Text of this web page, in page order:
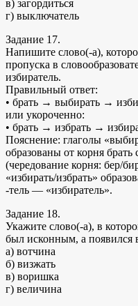
в) загордиться
г) выключатель
Задание 17.
Напишите слово(-а),
пропуска в
избиратель.
Правильный ответ:
• брать → выбирать →
или укороченно:
• брать → избрать →
Пояснение: глаголы
образованы от корня брать
(чередование корня: бер/
«избирать/избрать»
‑тель — «избиратель».
Задание 18.
Укажите слово(-а), в
был исконным, а появился
а) вотчина
б) визжать
в) воришка
г) величина